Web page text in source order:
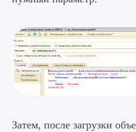
Затем, после загрузки